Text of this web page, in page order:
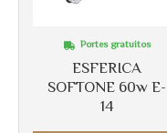
ESFERICA
SOFTONE 60w E-
14
Portes gratuitos